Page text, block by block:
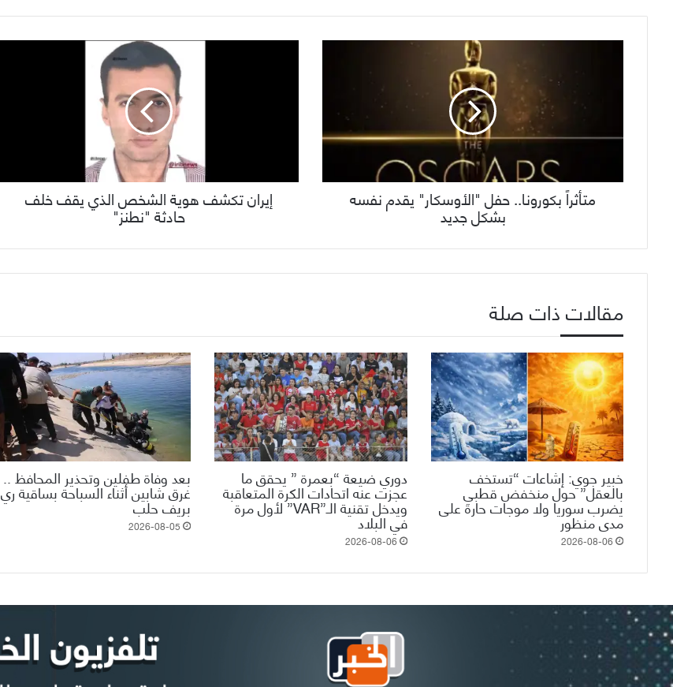
متأثراً بكورونا.. حفل "الأوسكار" يقدم نفسه
بشكل جديد
إيران تكشف هوية الشخص الذي يقف خلف
حادثة "نطنز"
مقالات ذات صلة
خبير جوي: إشاعات “تستخف
بالعقل” حول منخفض قطبي
يضرب سوريا ولا موجات حارة على
مدى منظور
2026-08-06
دوري ضيعة “بعمرة ” يحقق ما
عجزت عنه اتحادات الكرة المتعاقبة
ويدخل تقنية الـ”VAR” لأول مرة
في البلاد
2026-08-06
بعد وفاة طفلين وتحذير المحافظ ..
غرق شابين أثناء السباحة بساقية ري
بريف حلب
2026-08-05